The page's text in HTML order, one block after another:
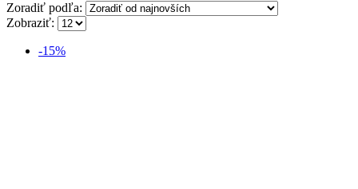
Zoradiť podľa:
Zobraziť:
-15%